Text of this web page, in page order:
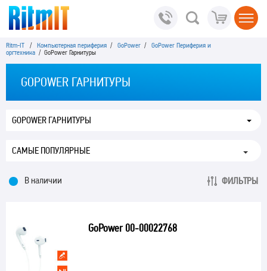
Ritm-IT / Компьютерная периферия / GoPower / GoPower Периферия и
оргтехника / GoPower Гарнитуры
GOPOWER ГАРНИТУРЫ
GOPOWER ГАРНИТУРЫ
В наличии ФИЛЬТРЫ
GoPower 00-00022768